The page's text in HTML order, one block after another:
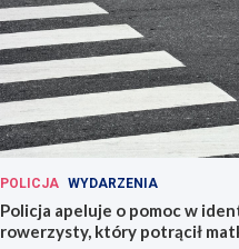
POLICJA WYDARZENIA
Policja apeluje o pomoc w
rowerzysty, który potrącił